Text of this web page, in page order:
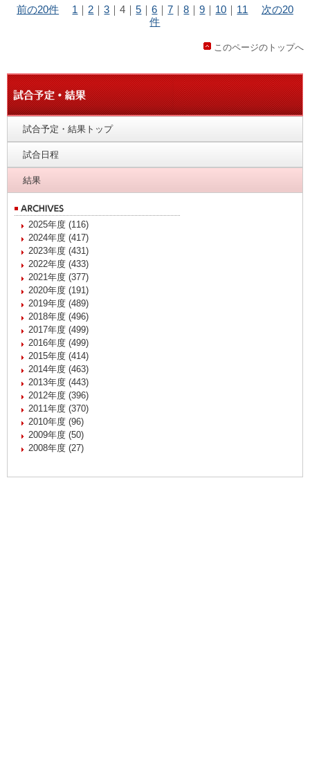
前の20件 1 ｜ 2 ｜3 ｜4 ｜5 ｜6 ｜7 ｜8 ｜9 ｜ 10 ｜ 11
次の20
件
このページのトップへ
試合予定・結果トップ
試合日程
結果
2025年度 (116)
2024年度 (417)
2023年度 (431)
2022年度 (433)
2021年度 (377)
2020年度 (191)
2019年度 (489)
2018年度 (496)
2017年度 (499)
2016年度 (499)
2015年度 (414)
2014年度 (463)
2013年度 (443)
2012年度 (396)
2011年度 (370)
2010年度 (96)
2009年度 (50)
2008年度 (27)